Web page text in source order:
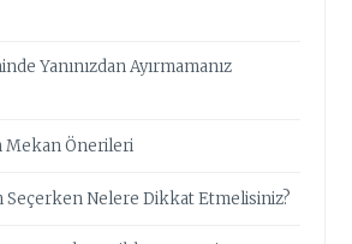
Yanınızdan Ayırmamanız
Mekan Önerileri
Seçerken Nelere Dikkat Etmelisiniz?